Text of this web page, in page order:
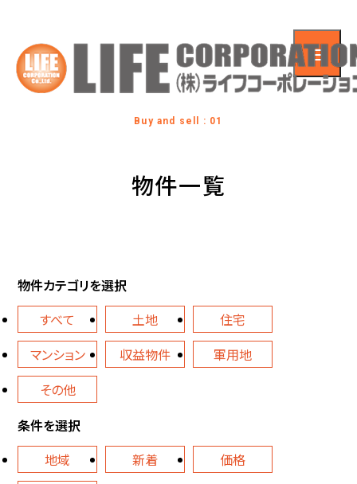
Buy and sell : 01
物件一覧
物件カテゴリを選択
すべて
土地
住宅
マンション
収益物件
軍用地
その他
条件を選択
地域
新着
価格